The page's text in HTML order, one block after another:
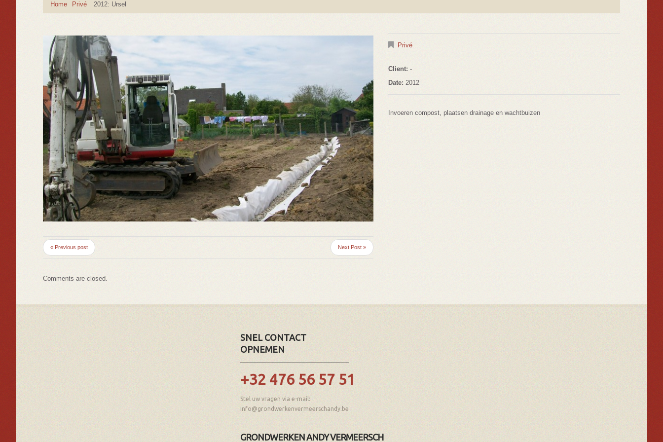
Home Privé 2012: Ursel
« Previous post Next Post »
Privé
Client: -
Date: 2012
Invoeren compost, plaatsen drainage en wachtbuizen
Comments are closed.
SNEL CONTACT
OPNEMEN
+32 476 56 57 51
Stel uw vragen via e-mail:
info@grondwerkenvermeerschandy.be
GRONDWERKEN ANDY VERMEERSCH